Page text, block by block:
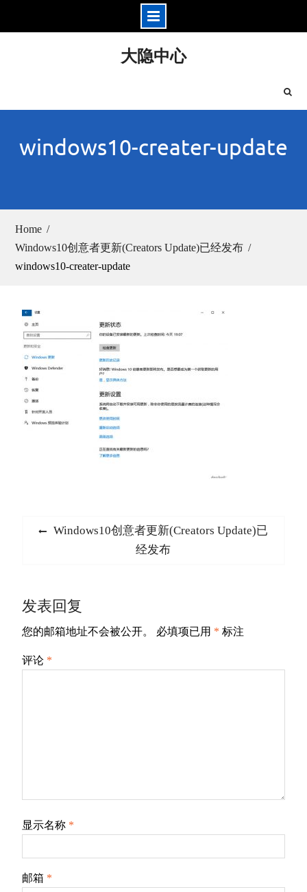
大隐中心
windows10-creater-update
Home
Windows10创意者更新(Creators Update)已经发布
windows10-creater-update
Previous
Windows10创意者更新(Creators Update)已
经发布
发表回复
您的邮箱地址不会被公开。 必填项已用 * 标注
评论 *
显示名称 *
邮箱 *